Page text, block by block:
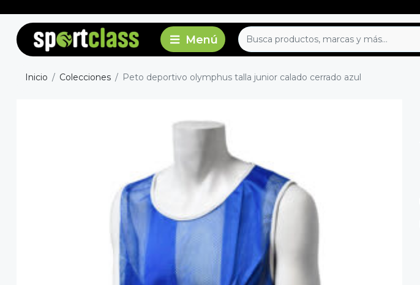
Inicio Colecciones Peto deportivo olymphus talla junior calado cerrado azul